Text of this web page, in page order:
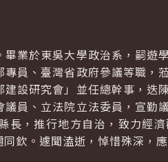
業於東吳大學政治系，嗣遊
員、臺灣省政府參議等職，
設研究會」並任總幹事，迭
員、立法院立法委員，宣勤
長，推行地方自治，致力經
欽。遽聞溘逝，悼惜殊深，